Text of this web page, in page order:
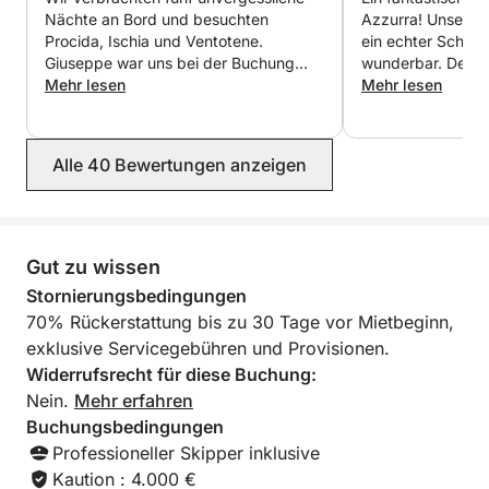
Buchen Sie jetzt Ihr Erlebnis nach Procida und Ischia
mit Click&Boat und erleben Sie einen
unvergesslichen Tag im Herzen des Mittelmeers.
Nächte an Bord und besuchten
Procida, Ischia und Ventotene.
Giuseppe war uns bei der Buchung
und Organisation der Reise eine große
und sich mit viel Engagement darum
kümmerte, dass wir eine fantastische
zurückzukehren und würden jederzeit
wieder bei Giuseppe buchen.
Mehr lesen
Azzurra! Unser
ein echter
wunderbar. Der
fantastisch,
Mehr lesen
Alle 40 Bewertungen anzeigen
Gut zu wissen
Stornierungsbedingungen
70% Rückerstattung bis zu 30 Tage vor Mietbeginn,
exklusive Servicegebühren und Provisionen.
Widerrufsrecht für diese Buchung:
Nein. Mehr erfahren
Buchungsbedingungen
Professioneller Skipper inklusive
Kaution : 4.000 €